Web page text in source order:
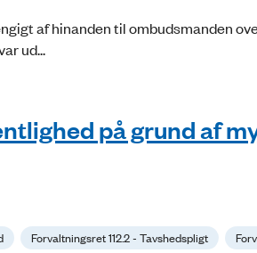
af hinanden til ombudsmanden
ud...
på grund af
Forvaltningsret 112.2 - Tavshedspligt